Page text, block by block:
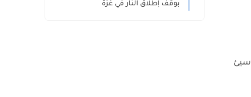
سيئ
بوقف إطلاق النار في غزة